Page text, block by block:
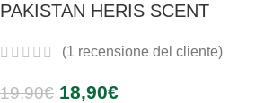
PAKISTAN HERIS SCENT
(1 recensione del cliente)
19,90€ 18,90€